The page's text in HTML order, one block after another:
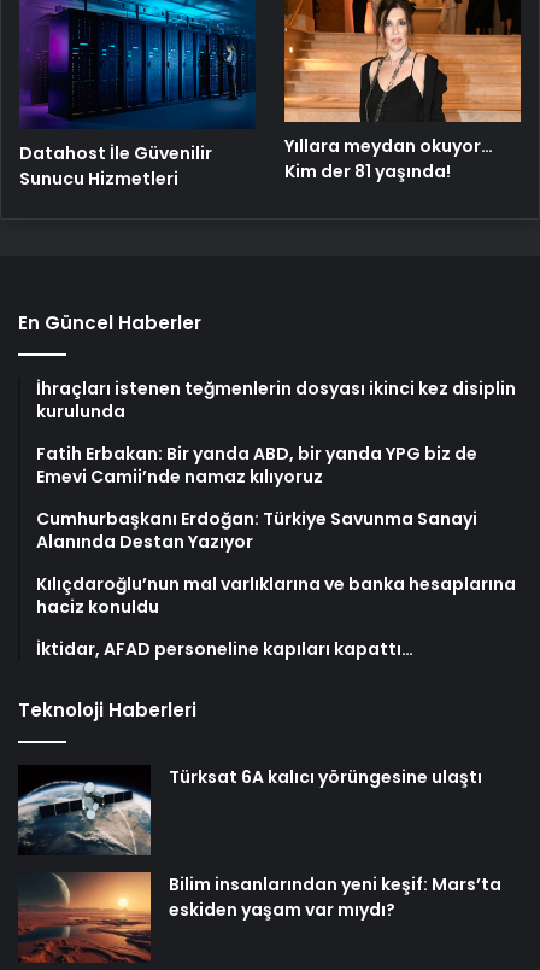
Datahost İle Güvenilir
Sunucu Hizmetleri
Yıllara meydan okuyor…
Kim der 81 yaşında!
En Güncel Haberler
İhraçları istenen teğmenlerin dosyası ikinci kez disiplin
kurulunda
Fatih Erbakan: Bir yanda ABD, bir yanda YPG biz de
Emevi Camii’nde namaz kılıyoruz
Cumhurbaşkanı Erdoğan: Türkiye Savunma Sanayi
Alanında Destan Yazıyor
Kılıçdaroğlu’nun mal varlıklarına ve banka hesaplarına
haciz konuldu
İktidar, AFAD personeline kapıları kapattı…
Teknoloji Haberleri
Türksat 6A kalıcı yörüngesine ulaştı
Bilim insanlarından yeni keşif: Mars’ta
eskiden yaşam var mıydı?